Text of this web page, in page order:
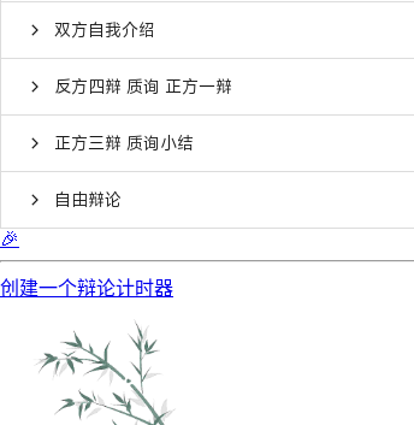
双方自我介绍
反方四辩 质询 正方一辩
正方三辩 质询小结
自由辩论
🎉
创建一个辩论计时器